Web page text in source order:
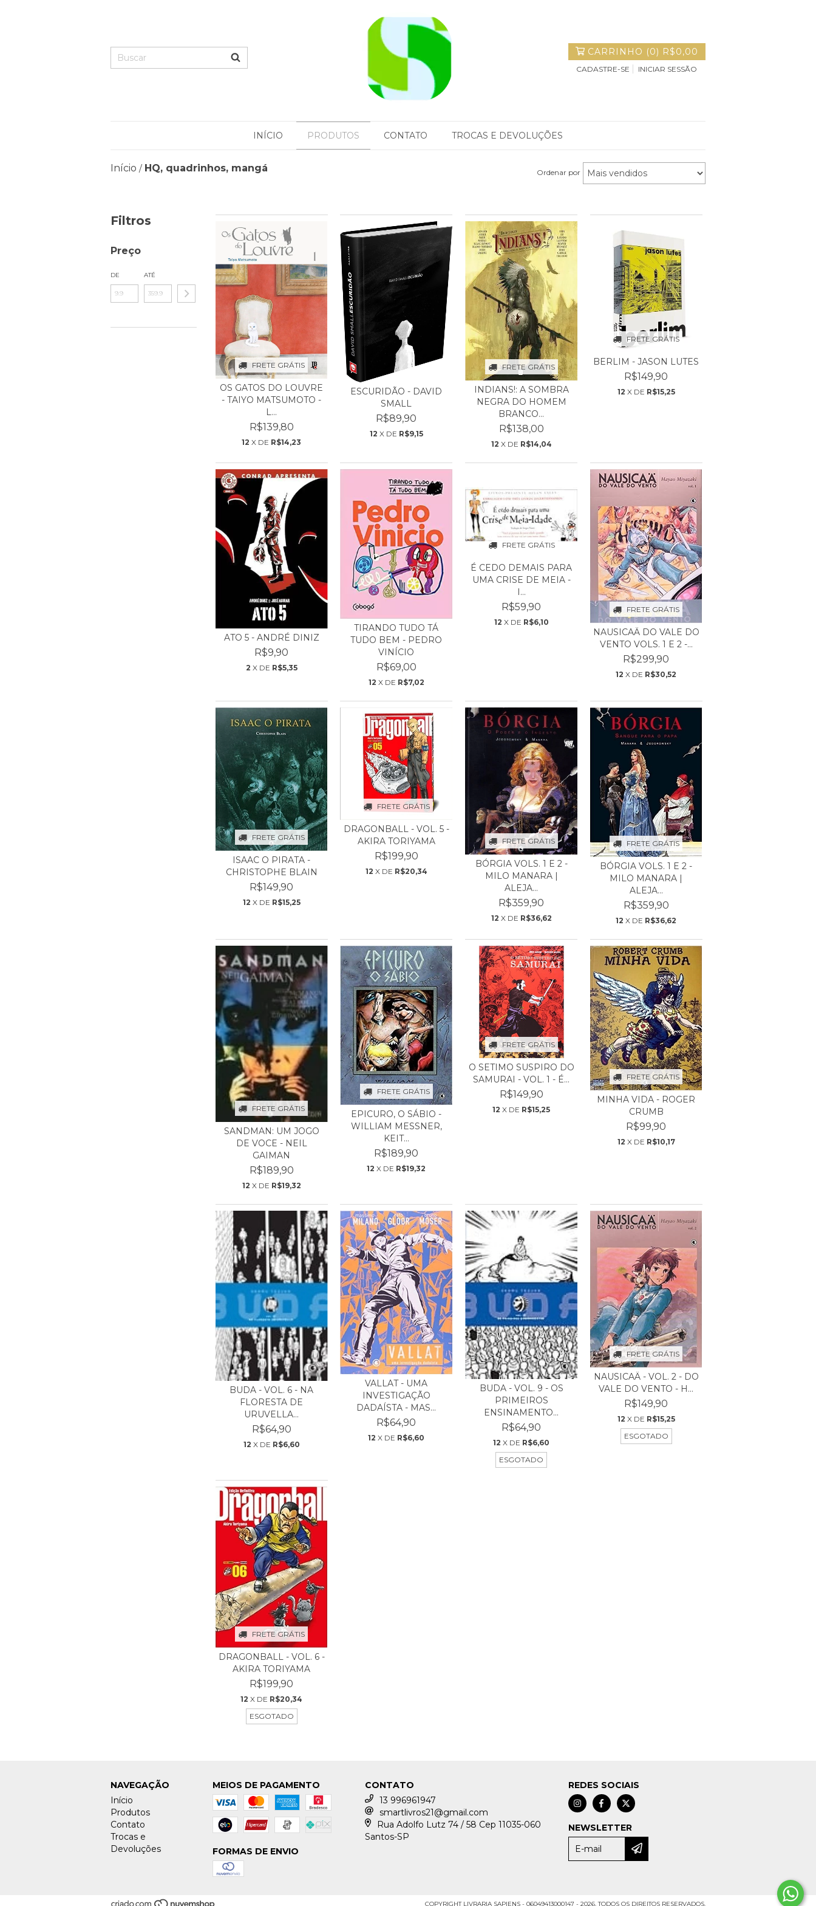
CARRINHO (0) R$0,00
CADASTRE-SE INICIAR SESSÃO
INÍCIO PRODUTOS CONTATO TROCAS E DEVOLUÇÕES
Início / HQ, quadrinhos, mangá Ordenar por
Filtros
Preço
DE ATÉ
FRETE GRÁTIS
OS GATOS DO LOUVRE
- TAIYO MATSUMOTO -
L...
R$139,80
12 X DE R$14,23
ESCURIDÃO - DAVID
SMALL
R$89,90
12 X DE R$9,15
FRETE GRÁTIS
INDIANS!: A SOMBRA
NEGRA DO HOMEM
BRANCO...
R$138,00
12 X DE R$14,04
FRETE GRÁTIS
BERLIM - JASON LUTES
R$149,90
12 X DE R$15,25
ATO 5 - ANDRÉ DINIZ
R$9,90
2 X DE R$5,35
TIRANDO TUDO TÁ
TUDO BEM - PEDRO
VINÍCIO
R$69,00
12 X DE R$7,02
FRETE GRÁTIS
É CEDO DEMAIS PARA
UMA CRISE DE MEIA -
I...
R$59,90
12 X DE R$6,10
FRETE GRÁTIS
NAUSICAÄ DO VALE DO
VENTO VOLS. 1 E 2 -...
R$299,90
12 X DE R$30,52
FRETE GRÁTIS
ISAAC O PIRATA -
CHRISTOPHE BLAIN
R$149,90
12 X DE R$15,25
FRETE GRÁTIS
DRAGONBALL - VOL. 5 -
AKIRA TORIYAMA
R$199,90
12 X DE R$20,34
FRETE GRÁTIS
BÓRGIA VOLS. 1 E 2 -
MILO MANARA |
ALEJA...
R$359,90
12 X DE R$36,62
FRETE GRÁTIS
BÓRGIA VOLS. 1 E 2 -
MILO MANARA |
ALEJA...
R$359,90
12 X DE R$36,62
FRETE GRÁTIS
SANDMAN: UM JOGO
DE VOCE - NEIL
GAIMAN
R$189,90
12 X DE R$19,32
FRETE GRÁTIS
EPICURO, O SÁBIO -
WILLIAM MESSNER,
KEIT...
R$189,90
12 X DE R$19,32
FRETE GRÁTIS
O SETIMO SUSPIRO DO
SAMURAI - VOL. 1 - É...
R$149,90
12 X DE R$15,25
FRETE GRÁTIS
MINHA VIDA - ROGER
CRUMB
R$99,90
12 X DE R$10,17
BUDA - VOL. 6 - NA
FLORESTA DE
URUVELLA...
R$64,90
12 X DE R$6,60
VALLAT - UMA
INVESTIGAÇÃO
DADAÍSTA - MAS...
R$64,90
12 X DE R$6,60
BUDA - VOL. 9 - OS
PRIMEIROS
ENSINAMENTO...
R$64,90
12 X DE R$6,60
ESGOTADO
FRETE GRÁTIS
NAUSICAÄ - VOL. 2 - DO
VALE DO VENTO - H...
R$149,90
12 X DE R$15,25
ESGOTADO
FRETE GRÁTIS
DRAGONBALL - VOL. 6 -
AKIRA TORIYAMA
R$199,90
12 X DE R$20,34
ESGOTADO
NAVEGAÇÃO
Início
Produtos
Contato
Trocas e
Devoluções
MEIOS DE PAGAMENTO
FORMAS DE ENVIO
CONTATO
13 996961947
smartlivros21@gmail.com
Rua Adolfo Lutz 74 / 58 Cep 11035-060
Santos-SP
REDES SOCIAIS
NEWSLETTER
COPYRIGHT LIVRARIA SAPIENS - 06049413000147 - 2026. TODOS OS DIREITOS RESERVADOS.